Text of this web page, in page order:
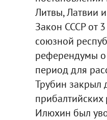
Литвы, Латвии
Закон СССР от
союзной
референдумы о
период для
Трубин закрыл
прибалтийских
Илюхин был